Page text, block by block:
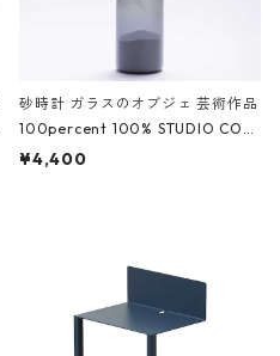
砂時計 ガラスのオブジェ 芸術作品
100percent 100% STUDIO COH
AKU Timeless 100パーセント ス
¥4,400